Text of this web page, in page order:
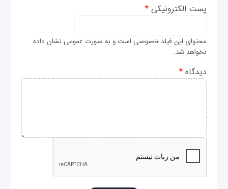
پست الکترونیکی*
محتوای این فیلد خصوصی است و به صورت عمومی نشان داده
نخواهد شد.
دیدگاه*